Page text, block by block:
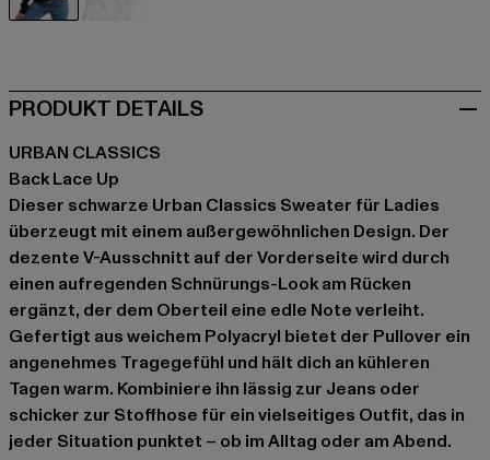
PRODUKT DETAILS
URBAN CLASSICS
Back Lace Up
Dieser schwarze Urban Classics Sweater für Ladies
überzeugt mit einem außergewöhnlichen Design. Der
dezente V-Ausschnitt auf der Vorderseite wird durch
einen aufregenden Schnürungs-Look am Rücken
ergänzt, der dem Oberteil eine edle Note verleiht.
Gefertigt aus weichem Polyacryl bietet der Pullover ein
angenehmes Tragegefühl und hält dich an kühleren
Tagen warm. Kombiniere ihn lässig zur Jeans oder
schicker zur Stoffhose für ein vielseitiges Outfit, das in
jeder Situation punktet – ob im Alltag oder am Abend.